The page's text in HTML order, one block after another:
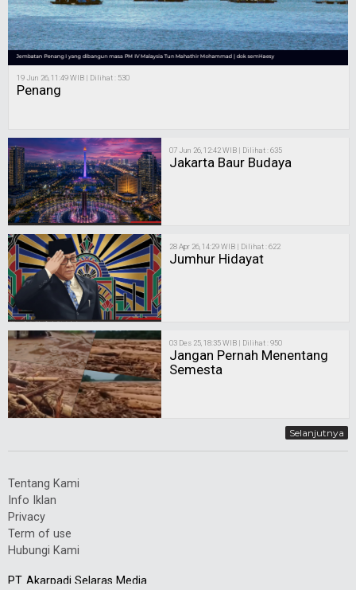
19 Jun 26, 11:49 WIB | Dilihat : 530
Penang
07 Jun 26, 12:42 WIB | Dilihat : 635
Jakarta Baur Budaya
28 Apr 26, 14:29 WIB | Dilihat : 622
Jumhur Hidayat
03 Des 25, 18:35 WIB | Dilihat : 950
Jangan Pernah Menentang
Semesta
Selanjutnya
Tentang Kami
Info Iklan
Privacy
Term of use
Hubungi Kami
PT. Akarpadi Selaras Media